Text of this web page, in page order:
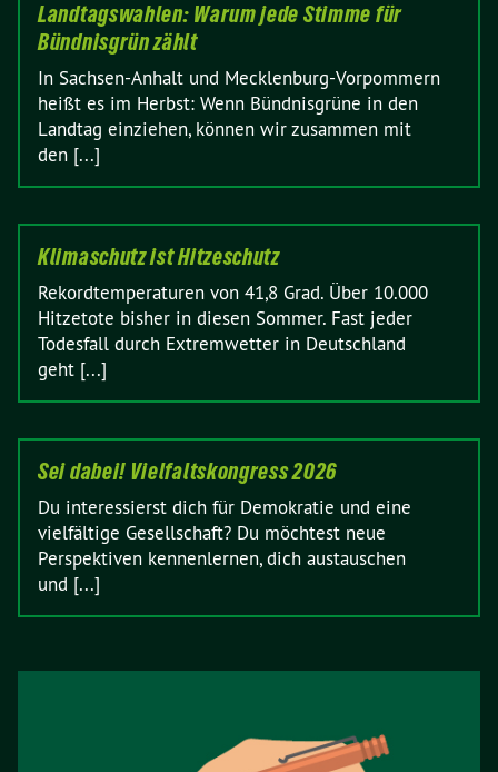
Landtagswahlen: Warum jede Stimme für
Bündnisgrün zählt
In Sachsen-Anhalt und Mecklenburg-Vorpommern
heißt es im Herbst: Wenn Bündnisgrüne in den
Landtag einziehen, können wir zusammen mit
den [...]
Klimaschutz ist Hitzeschutz
Rekordtemperaturen von 41,8 Grad. Über 10.000
Hitzetote bisher in diesen Sommer. Fast jeder
Todesfall durch Extremwetter in Deutschland
geht [...]
Sei dabei! Vielfaltskongress 2026
Du interessierst dich für Demokratie und eine
vielfältige Gesellschaft? Du möchtest neue
Perspektiven kennenlernen, dich austauschen
und [...]